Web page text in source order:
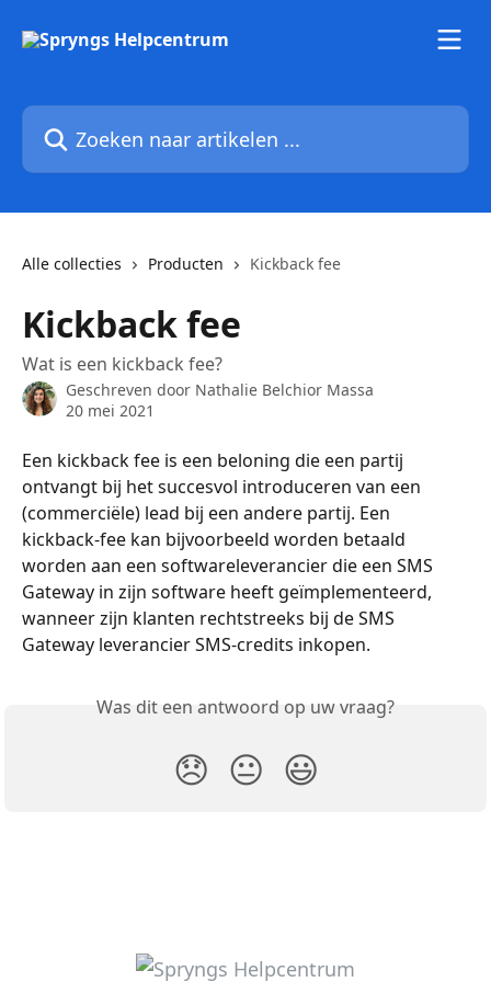
Zoeken naar artikelen ...
Alle collecties Producten Kickback fee
Kickback fee
Wat is een kickback fee?
Geschreven door Nathalie Belchior Massa
20 mei 2021
Een kickback fee is een beloning die een partij
ontvangt bij het succesvol introduceren van een
(commerciële) lead bij een andere partij. Een
kickback-fee kan bijvoorbeeld worden betaald
worden aan een softwareleverancier die een SMS
Gateway in zijn software heeft geïmplementeerd,
wanneer zijn klanten rechtstreeks bij de SMS
Gateway leverancier SMS-credits inkopen.
Was dit een antwoord op uw vraag?
😞 😐 😃